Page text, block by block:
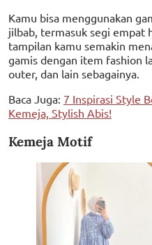
Kamu bisa menggunakan
jilbab, termasuk segi empat
tampilan kamu semakin
gamis dengan item fashion
outer, dan lain sebagainya.
Baca Juga: 7 Inspirasi Style
Kemeja, Stylish Abis!
Kemeja Motif